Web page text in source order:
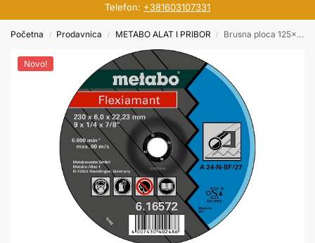
Telefon: +381603107331
Početna / Prodavnica / METABO ALAT I PRIBOR / Brusna ploca 125×4.0x22.2 celik
Novo!